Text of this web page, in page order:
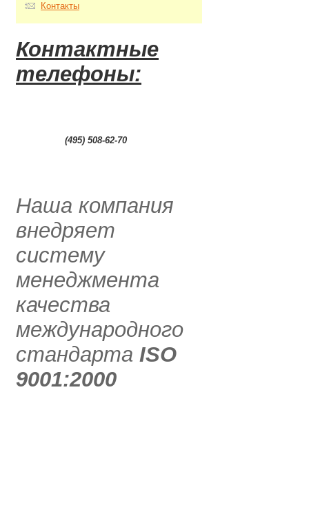
Контакты
Контактные
телефоны:
(495) 508-62-70
Наша компания
внедряет
систему
менеджмента
качества
международного
стандарта ISO
9001:2000